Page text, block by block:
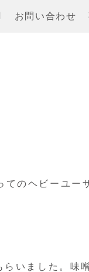
お問い合わせ
のヘビーユー
いました。味